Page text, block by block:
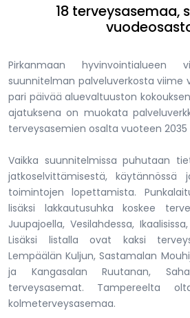
18 terveysasemaa,
Pirkanmaan hyvinvointialueen
suunnitelman palveluverkosta viime
pari päivää aluevaltuuston
ajatuksena on muokata
terveysasemien osalta vuoteen 2035
Vaikka suunnitelmissa puhutaan
jatkoselvittämisestä, käytännössä
toimintojen lopettamista.
lisäksi lakkautusuhka koskee
Juupajoella, Vesilahdessa,
Lisäksi listalla ovat kaksi
Lempäälän Kuljun, Sastamalan
ja Kangasalan Ruutanan,
terveysasemat. Tampereelta
kolmeterveysasemaa.